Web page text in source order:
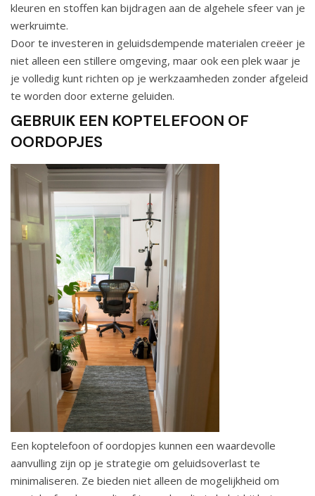
kleuren en stoffen kan bijdragen aan de algehele sfeer van je
werkruimte.
Door te investeren in geluidsdempende materialen creëer je
niet alleen een stillere omgeving, maar ook een plek waar je
je volledig kunt richten op je werkzaamheden zonder afgeleid
te worden door externe geluiden.
GEBRUIK EEN KOPTELEFOON OF
OORDOPJES
Een koptelefoon of oordopjes kunnen een waardevolle
aanvulling zijn op je strategie om geluidsoverlast te
minimaliseren. Ze bieden niet alleen de mogelijkheid om